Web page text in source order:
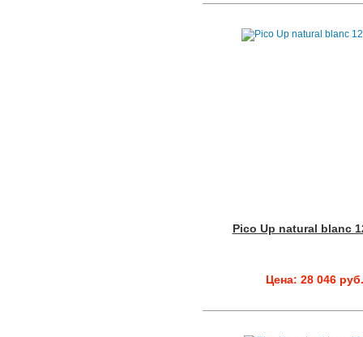
Pico Up natural blanc
Цена: 28 046 руб.